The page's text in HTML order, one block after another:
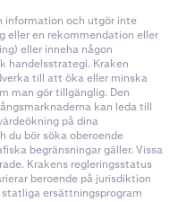
information och utgör inte
eller en rekommendation eller
eller inneha någon
handelsstrategi. Kraken
till att öka eller minska
man gör tillgänglig. Den
kan leda till
på dina
du bör söka oberoende
begränsningar gäller. Vissa
Krakens regleringsstatus
beroende på jurisdiktion
ersättningsprogram